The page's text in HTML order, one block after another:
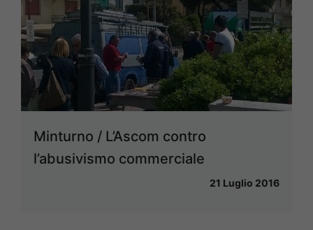
Minturno / L’Ascom contro
l’abusivismo commerciale
21 Luglio 2016